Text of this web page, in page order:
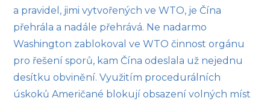
a pravidel, jimi vytvořených ve WTO, je Čína
přehrála a nadále přehrává. Ne nadarmo
Washington zablokoval ve WTO činnost orgánu
pro řešení sporů, kam Čína odeslala už nejednu
desítku obvinění. Využitím procedurálních
úskoků Američané blokují obsazení volných míst